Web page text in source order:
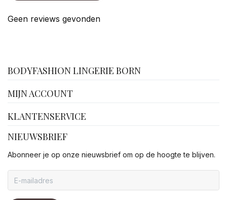
Geen reviews gevonden
BODYFASHION LINGERIE BORN
MIJN ACCOUNT
KLANTENSERVICE
NIEUWSBRIEF
Abonneer je op onze nieuwsbrief om op de hoogte te blijven.